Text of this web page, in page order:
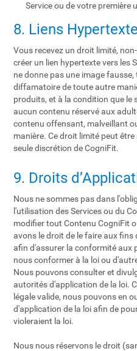
Service ou de votre première
8. Liens
Vous recevez un droit limité,
créer un lien hypertexte vers les
ne donne pas une image
diffamatoire de toute autre
produits, et à la condition que le
aucun contenu réservé aux
contenu offensant, malveillant
manière. Ce droit limité peut
seule discrétion de CogniFit.
9. Droits
Nous ne sommes pas dans
l'utilisation des Services ou du
modifier tout Contenu CogniFit
avons le droit de le faire aux fins
afin d'assurer la conformité aux
nous conformer à la loi ou
Nous pouvons consulter et
autorités d'application de la loi.
légale valide, nous pouvons en
d'application de la loi afin de
violeraient la loi.
Nous nous réservons le droit